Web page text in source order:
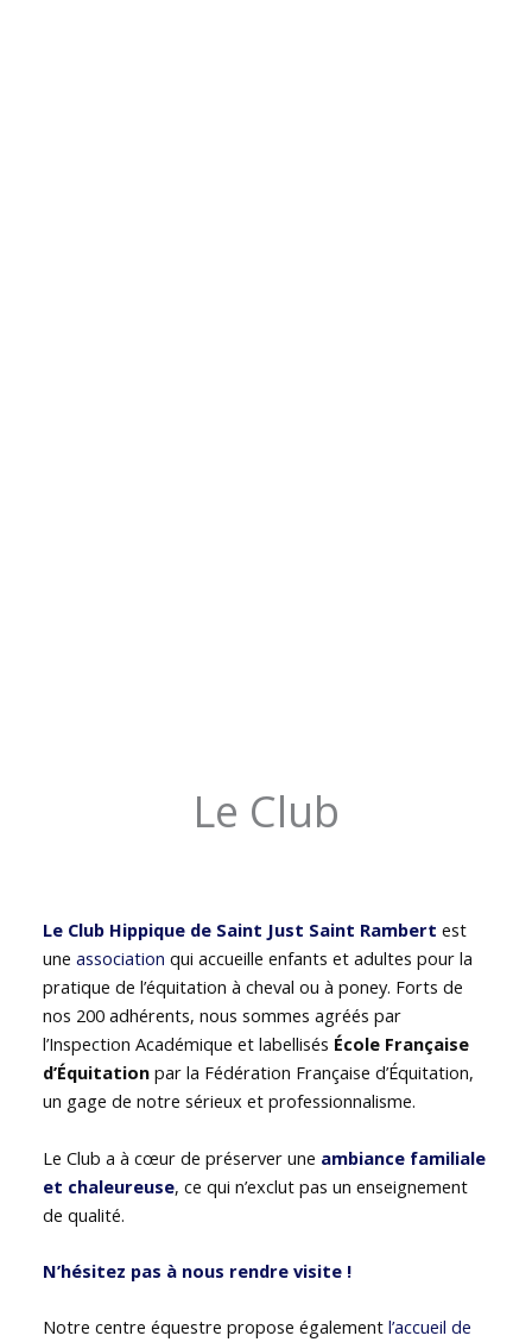
Le Club
Le Club Hippique de Saint Just Saint Rambert est
uneassociation qui accueille enfants et adultes pour la
pratique de l’équitation à cheval ou à poney. Forts de
nos 200 adhérents, nous sommes agréés par
l’Inspection Académique et labellisés École Française
d’Équitation par la Fédération Française d’Équitation,
un gage de notre sérieux et professionnalisme.
Le Club a à cœur de préserver une ambiance familiale
et chaleureuse, ce qui n’exclut pas un enseignement
de qualité.
N’hésitez pas à nous rendre visite !
Notre centre équestre propose égalementl’accueil de